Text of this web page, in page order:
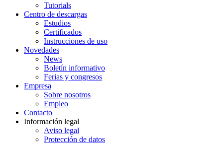
Tutorials
Centro de descargas
Estudios
Certificados
Instrucciones de uso
Novedades
News
Boletín informativo
Ferias y congresos
Empresa
Sobre nosotros
Empleo
Contacto
Información legal
Aviso legal
Protección de datos